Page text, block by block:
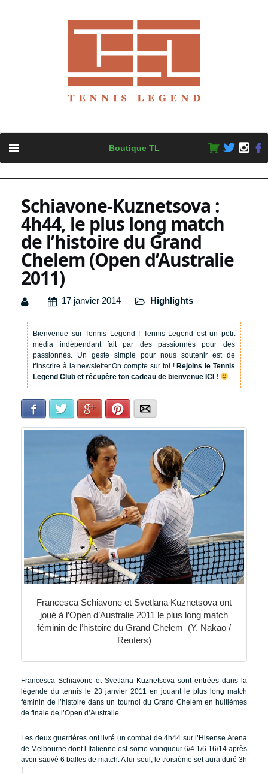
content
Boutique TL
Schiavone-Kuznetsova :
4h44, le plus long match
de l’histoire du Grand
Chelem (Open d’Australie
2011)
17 janvier 2014 Highlights
Bienvenue sur Tennis Legend ! Tennis Legend est un petit
média indépendant fait par des passionnés pour des
passionnés. Un geste simple pour nous soutenir est de
t’inscrire à la newsletter.On compte sur toi !Rejoins le Tennis
Legend Club et récupère ton cadeau de bienvenue ICI !
Facebook Twitter Google+Pinterest
Francesca Schiavone et Svetlana Kuznetsova ont
joué à l’Open d’Australie 2011 le plus long match
féminin de l’histoire du Grand Chelem (Y. Nakao /
Reuters)
Francesca Schiavone et Svetlana Kuznetsova sont entrées dans la
légende du tennis le 23 janvier 2011 en jouant le plus long match
féminin de l’histoire dans un tournoi du Grand Chelem en huitièmes
de finale de l’Open d’Australie.
Les deux guerrières ont livré un combat de 4h44 sur l’Hisense Arena
de Melbourne dont l’Italienne est sortie vainqueur 6/4 1/6 16/14 après
avoir sauvé 6 balles de match. A lui seul, le troisième set aura duré 3h
!